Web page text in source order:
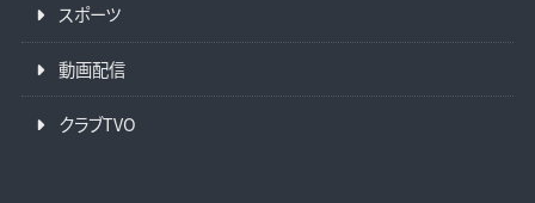
スポーツ
動画配信
クラブTVO